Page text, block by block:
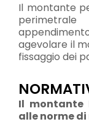
Il montante
agevolare il
fissaggio dei
Il montante
alle norme